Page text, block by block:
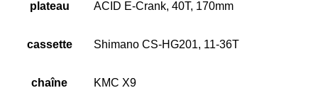
plateau ACID E-Crank, 40T, 170mm
cassette Shimano CS-HG201, 11-36T
chaîne KMC X9